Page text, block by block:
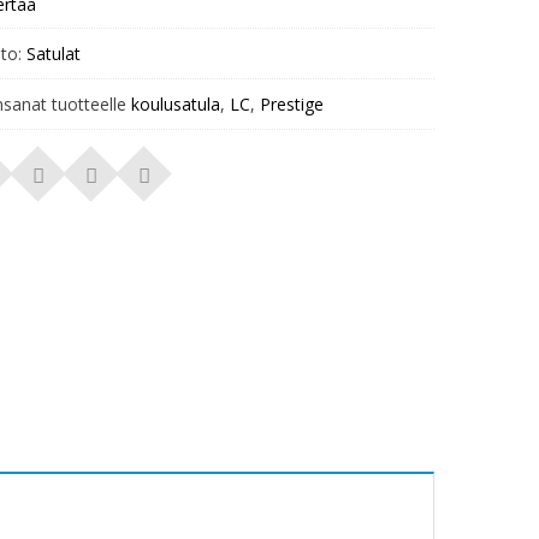
Satulat
tuotteelle koulusatula, LC, Prestige